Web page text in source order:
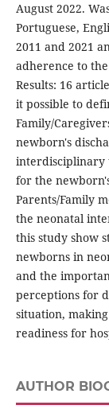
August 2022.
Portuguese,
2011 and 2021
adherence to
Results: 16
it possible to
Family/
newborn's
interdisciplinary
for the
Parents/Family
the neonatal
this study show
newborns in
and the
perceptions for
situation,
readiness for
AUTHOR